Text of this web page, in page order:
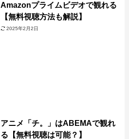
Amazonプライムビデオで観れる
【無料視聴方法も解説】
2025年2月2日
アニメ「チ。」はABEMAで観れ
る【無料視聴は可能？】